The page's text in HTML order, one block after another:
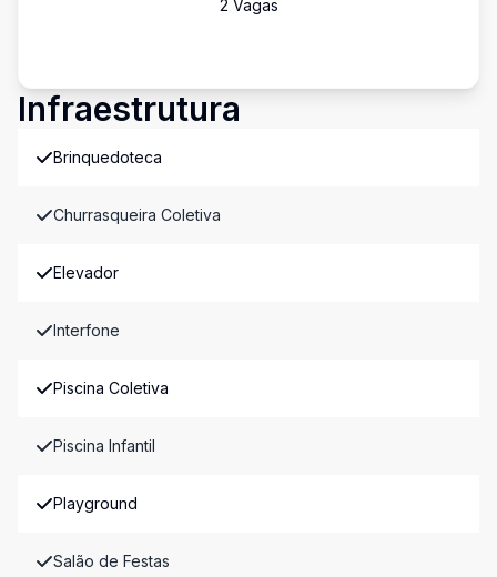
2 Vagas
Infraestrutura
Brinquedoteca
Churrasqueira Coletiva
Elevador
Interfone
Piscina Coletiva
Piscina Infantil
Playground
Salão de Festas